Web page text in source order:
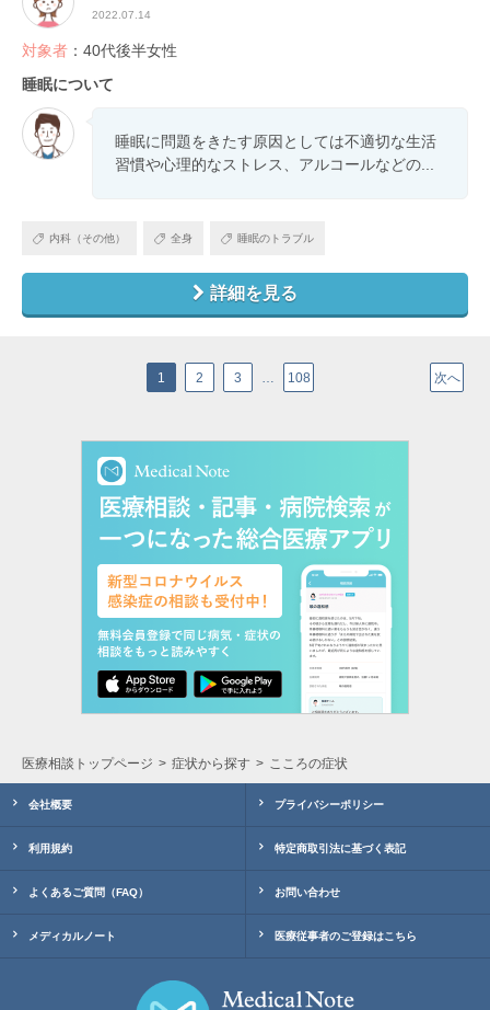
2022.07.14
対象者 ：40代後半女性
睡眠について
睡眠に問題をきたす原因としては不適切な生活
習慣や心理的なストレス、アルコールなどの...
内科（その他） 全身 睡眠のトラブル
詳細を見る
次へ
1 2 3 108
医療相談トップページ 症状から探す こころの症状
会社概要 プライバシーポリシー
利用規約 特定商取引法に基づく表記
よくあるご質問（FAQ） お問い合わせ
メディカルノート 医療従事者のご登録はこちら